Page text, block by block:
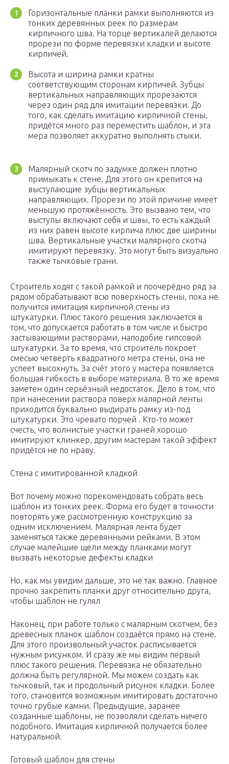
Горизонтальные планки рамки выполняются из
тонких деревянных реек по размерам
кирпичного шва. На торце вертикалей делаются
прорези по форме перевязки кладки и высоте
кирпичей.
Высота и ширина рамки кратны
соответствующим сторонам кирпичей. Зубцы
вертикальных направляющих прорезаются
через один ряд для имитации перевязки. До
того, как сделать имитацию кирпичной стены,
придётся много раз переместить шаблон, и эта
мера позволяет аккуратно выполнять стыки.
Малярный скотч по задумке должен плотно
примыкать к стене. Для этого он крепится на
выступающие зубцы вертикальных
направляющих. Прорези по этой причине имеет
меньшую протяжённость. Это вызвано тем, что
выступы включают себя и швы, то есть каждый
из них равен высоте кирпича плюс две ширины
шва. Вертикальные участки малярного скотча
имитируют перевязку. Это могут быть визуально
также тычковые грани.
Строитель ходят с такой рамкой и поочерёдно ряд за
рядом обрабатывают всю поверхность стены, пока не
получится имитация кирпичной стены из
штукатурки. Плюс такого решения заключается в
том, что допускается работать в том числе и быстро
застывающими растворами, наподобие гипсовой
штукатурки. За то время, что строитель покроет
смесью четверть квадратного метра стены, она не
успеет высохнуть. За счёт этого у мастера появляется
большая гибкость в выборе материала. В то же время
заметен один серьёзный недостаток. Дело в том, что
при нанесении раствора поверх малярной ленты
приходится буквально выдирать рамку из-под
штукатурки. Это чревато порчей . Кто-то может
счесть, что волнистые участки граней хорошо
имитируют клинкер, другим мастерам такой эффект
придётся не по нраву.
Стена с имитированной кладкой
Вот почему можно порекомендовать собрать весь
шаблон из тонких реек. Форма его будет в точности
повторять уже рассмотренную конструкцию за
одним исключением. Малярная лента будет
заменяться также деревянными рейками. В этом
случае малейшие щели между планками могут
вызвать некоторые дефекты кладки
Но, как мы увидим дальше, это не так важно. Главное
прочно закрепить планки друг относительно друга,
чтобы шаблон не гулял
Наконец, при работе только с малярным скотчем, без
древесных планок шаблон создаётся прямо на стене.
Для этого произвольный участок расписывается
нужным рисунком. И сразу же мы видим первый
плюс такого решения. Перевязка не обязательно
должна быть регулярной. Мы можем создать как
тычковый, так и продольный рисунок кладки. Более
того, становится возможным имитировать достаточно
точно грубые камни. Предыдущие, заранее
созданные шаблоны, не позволяли сделать ничего
подобного. Имитация кирпичной получается более
натуральной.
Готовый шаблон для стены